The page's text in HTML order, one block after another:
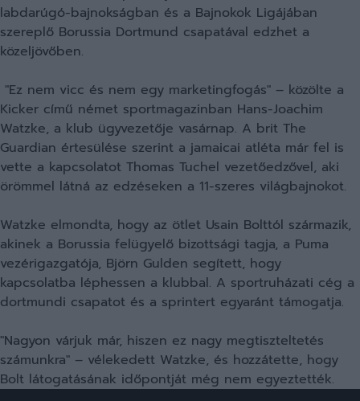
labdarúgó-bajnokságban és a Bajnokok Ligájában
szereplő Borussia Dortmund csapatával edzhet a
közeljövőben.
"Ez nem vicc és nem egy marketingfogás" – közölte a
Kicker című német sportmagazinban Hans-Joachim
Watzke, a klub ügyvezetője vasárnap. A brit The
Guardian értesülése szerint a jamaicai atléta már fel is
vette a kapcsolatot Thomas Tuchel vezetőedzővel, aki
örömmel látná az edzéseken a 11-szeres világbajnokot.
Watzke elmondta, hogy az ötlet Usain Bolttól származik,
akinek a Borussia felügyelő bizottsági tagja, a Puma
vezérigazgatója, Björn Gulden segített, hogy
kapcsolatba léphessen a klubbal. A sportruházati cég a
dortmundi csapatot és a sprintert egyaránt támogatja.
"Nagyon várjuk már, hiszen ez nagy megtiszteltetés
számunkra" – vélekedett Watzke, és hozzátette, hogy
Bolt látogatásának időpontját még nem egyeztették.